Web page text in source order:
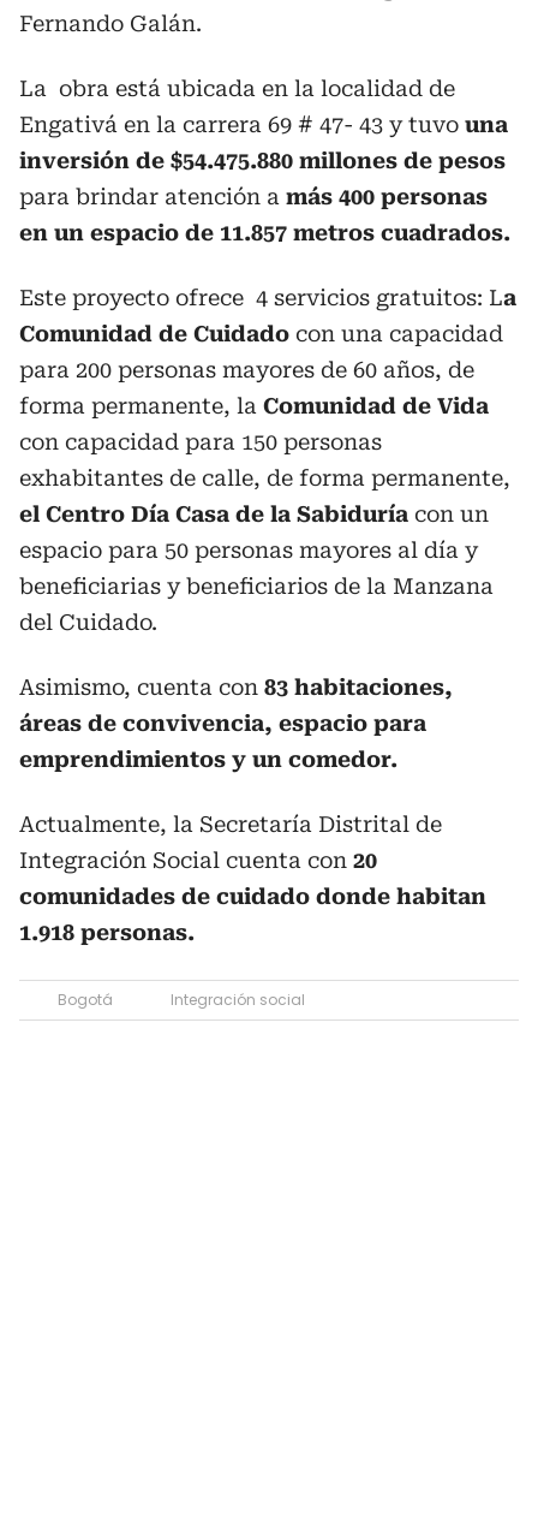
Fernando Galán.
La obra está ubicada en la localidad de
Engativá en la carrera 69 # 47- 43 y tuvo una
inversión de $54.475.880 millones de pesos
para brindar atención a más 400 personas
en un espacio de 11.857 metros cuadrados.
Este proyecto ofrece 4 servicios gratuitos: La
Comunidad de Cuidado con una capacidad
para 200 personas mayores de 60 años, de
forma permanente, la Comunidad de Vida
con capacidad para 150 personas
exhabitantes de calle, de forma permanente,
el Centro Día Casa de la Sabiduría con un
espacio para 50 personas mayores al día y
beneficiarias y beneficiarios de la Manzana
del Cuidado.
Asimismo, cuenta con 83 habitaciones,
áreas de convivencia, espacio para
emprendimientos y un comedor.
Actualmente, la Secretaría Distrital de
Integración Social cuenta con 20
comunidades de cuidado donde habitan
1.918 personas.
Bogotá Integración social